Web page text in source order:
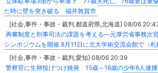
た時に壁を突き破る 福井敦賀市
[社会,事件・事故・裁判,都道府県,北海道] 08/06
再審制度と刑事司法の課題を考える―元厚労省事務次
シンポジウムを開催 8月11日に北大学術交流会館で〈札
[社会,事件・事故・裁判,愛知] 08/06 20:39
警察官に生卵投げつけ挑発 15歳～16歳の少年6人逮